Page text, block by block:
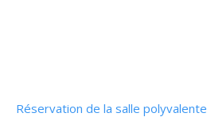
Réservation de la salle polyvalente